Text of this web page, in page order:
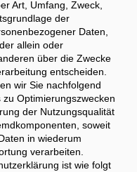
Art, Umfang, Zweck,
der
Daten,
allein oder
über die Zwecke
entscheiden.
wir Sie nachfolgend
Optimierungszwecken
der Nutzungsqualität
soweit
in wiederum
verarbeiten.
ist wie folgt